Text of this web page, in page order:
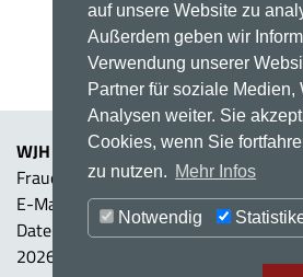
auf unsere Website zu
Außerdem geben wir
Verwendung unserer
Partner für soziale Medien,
Analysen weiter. Sie
Cookies, wenn Sie
zu nutzen. Mehr Infos
Notwendig
WJH ApartmentvermietungWilhelm
Frauenstraße 4 | 89073 Ulm | Telefon:
E-Mail: reservierung@apartments-
Datenschutzerklärung Impressum
2026 © WJH Apartmentvermietung